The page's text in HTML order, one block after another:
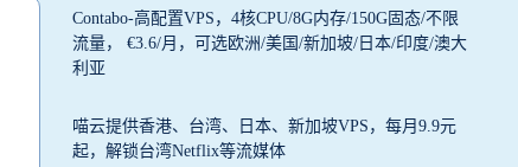
Contabo-高配置VPS，4核CPU/8G内存/150G固态/不限
流量， €3.6/月，可选欧洲/美国/新加坡/日本/印度/澳大
利亚
喵云提供香港、台湾、日本、新加坡VPS，每月9.9元
起，解锁台湾Netflix等流媒体